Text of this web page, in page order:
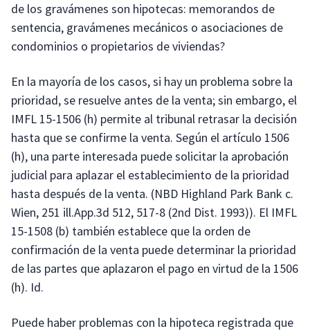
de los gravámenes son hipotecas: memorandos de
sentencia, gravámenes mecánicos o asociaciones de
condominios o propietarios de viviendas?
En la mayoría de los casos, si hay un problema sobre la
prioridad, se resuelve antes de la venta; sin embargo, el
IMFL 15-1506 (h) permite al tribunal retrasar la decisión
hasta que se confirme la venta. Según el artículo 1506
(h), una parte interesada puede solicitar la aprobación
judicial para aplazar el establecimiento de la prioridad
hasta después de la venta. (NBD Highland Park Bank c.
Wien, 251 ill.App.3d 512, 517-8 (2nd Dist. 1993)). El IMFL
15-1508 (b) también establece que la orden de
confirmación de la venta puede determinar la prioridad
de las partes que aplazaron el pago en virtud de la 1506
(h). Id.
Puede haber problemas con la hipoteca registrada que